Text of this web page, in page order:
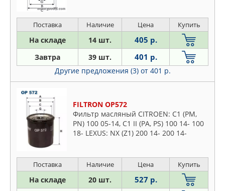
Поставка Наличие Цена Купить
На складе 14 шт. 405 р.
Завтра 39 шт. 401 р.
Другие предложения (3) от 401 р.
FILTRON OP572
Фильтр масляный CITROEN: C1 (PM,
PN) 100 05-14, C1 II (PA, PS) 100 14- 100
18- LEXUS: NX (Z1) 200 14- 200 14-
Поставка Наличие Цена Купить
На складе 20 шт. 527 р.